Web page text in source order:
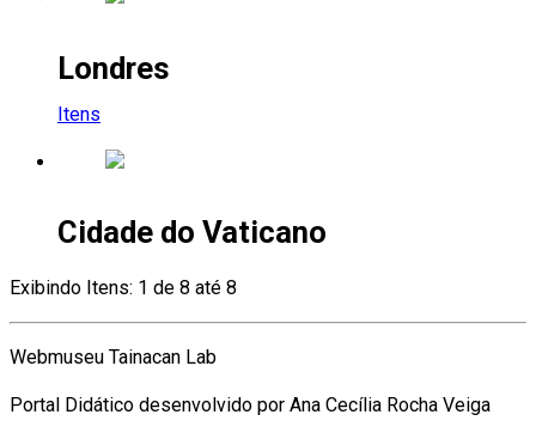
Londres
Itens
Cidade do Vaticano
Exibindo Itens: 1 de 8 até 8
Webmuseu Tainacan Lab
Portal Didático desenvolvido por Ana Cecília Rocha Veiga